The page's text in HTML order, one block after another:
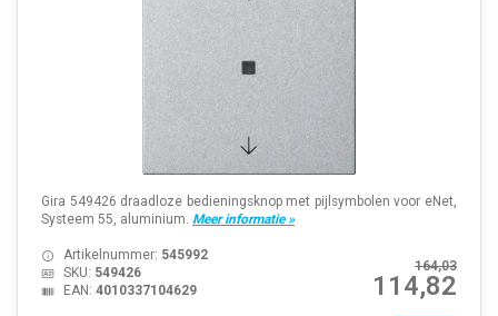
Gira 549426 draadloze bedieningsknop met pijlsymbolen voor eNet,
Systeem 55, aluminium. Meer informatie »
164,03
114,82
Artikelnummer: 545992
SKU: 549426
EAN: 4010337104629